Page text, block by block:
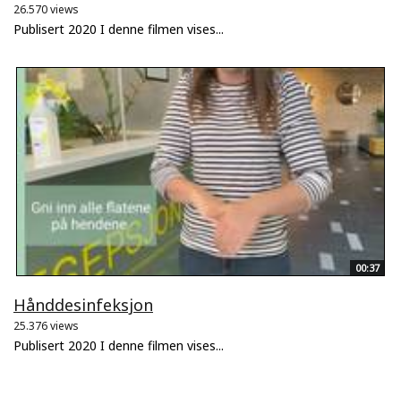
26.570 views
Publisert 2020 I denne filmen vises...
00:37
Hånddesinfeksjon
25.376 views
Publisert 2020 I denne filmen vises...